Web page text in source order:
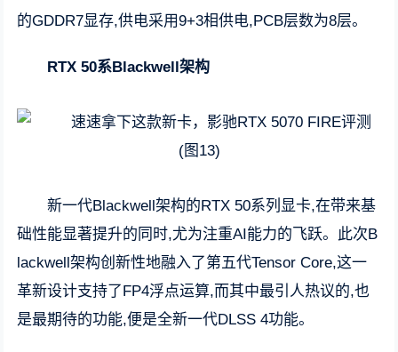
的GDDR7显存,供电采用9+3相供电,PCB层数为8层。
RTX 50系Blackwell架构
新一代Blackwell架构的RTX 50系列显卡,在带来基
础性能显著提升的同时,尤为注重AI能力的飞跃。此次B
lackwell架构创新性地融入了第五代Tensor Core,这一
革新设计支持了FP4浮点运算,而其中最引人热议的,也
是最期待的功能,便是全新一代DLSS 4功能。